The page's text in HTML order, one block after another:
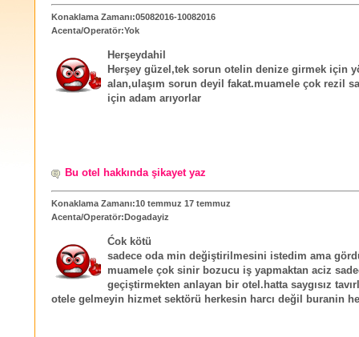
Konaklama Zamanı:05082016-10082016
Acenta/Operatör:Yok
Herşeydahil
Herşey güzel,tek sorun otelin denize girmek için
alan,ulaşım sorun deyil fakat.muamele çok rezil
için adam arıyorlar
Bu otel hakkında şikayet yaz
Konaklama Zamanı:10 temmuz 17 temmuz
Acenta/Operatör:Dogadayiz
Ćok kötü
sadece oda min değiştirilmesini istedim ama
muamele çok sinir bozucu iş yapmaktan aciz
geçiştirmekten anlayan bir otel.hatta saygısız
otele gelmeyin hizmet sektörü herkesin harcı değil buranin